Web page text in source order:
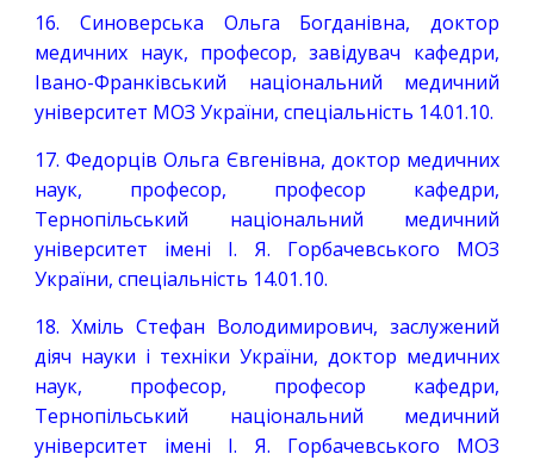
16. Синоверська Ольга Богданівна, доктор
медичних наук, професор, завідувач кафедри,
Івано-Франківський національний медичний
університет МОЗ України, спеціальність 14.01.10.
17. Федорців Ольга Євгенівна, доктор медичних
наук, професор, професор кафедри,
Тернопільський національний медичний
університет імені І. Я. Горбачевського МОЗ
України, спеціальність 14.01.10.
18. Хміль Стефан Володимирович, заслужений
діяч науки і техніки України, доктор медичних
наук, професор, професор кафедри,
Тернопільський національний медичний
університет імені І. Я. Горбачевського МОЗ